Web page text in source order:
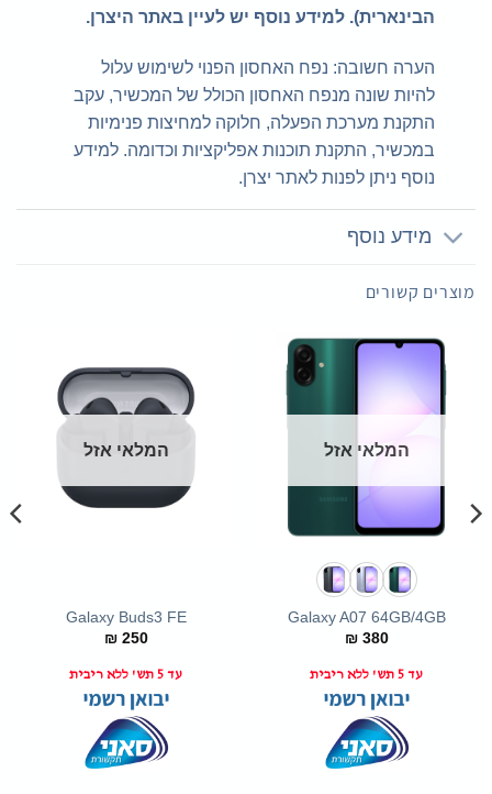
הבינארית). למידע נוסף יש לעיין באתר היצרן.
הערה חשובה: נפח האחסון הפנוי לשימוש עלול
להיות שונה מנפח האחסון הכולל של המכשיר, עקב
התקנת מערכת הפעלה, חלוקה למחיצות פנימיות
במכשיר, התקנת תוכנות אפליקציות וכדומה. למידע
נוסף ניתן לפנות לאתר יצרן.
מידע נוסף
מוצרים קשורים
המלאי אזל
Galaxy A07 64GB/4GB
₪380
עד 5 תש' ללא ריבית
המלאי אזל
Galaxy Buds3 FE
₪250
עד 5 תש' ללא ריבית